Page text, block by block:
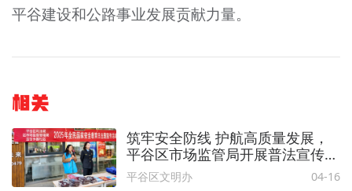
平谷建设和公路事业发展贡献力量。
相关
筑牢安全防线 护航高质量发展，
平谷区市场监管局开展普法宣传活
动
平谷区文明办 04-16